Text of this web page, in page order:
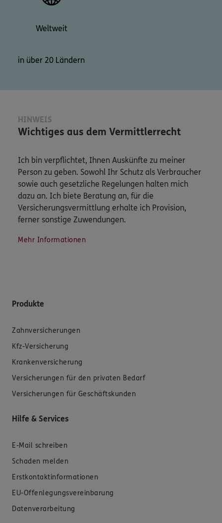
Weltweit
in über 20 Ländern
HINWEIS
Wichtiges aus dem Vermittlerrecht
Ich bin verpflichtet, Ihnen Auskünfte zu meiner
Person zu geben. Sowohl Ihr Schutz als Verbraucher
sowie auch gesetzliche Regelungen halten mich
dazu an. Ich biete Beratung an, für die
Versicherungsvermittlung erhalte ich Provision,
ferner sonstige Zuwendungen.
Mehr Informationen
Produkte
Zahnversicherungen
Kfz-Versicherung
Krankenversicherung
Versicherungen für den privaten Bedarf
Versicherungen für Geschäftskunden
Hilfe & Services
E-Mail schreiben
Schaden melden
Erstkontaktinformationen
EU-Offenlegungsvereinbarung
Datenverarbeitung